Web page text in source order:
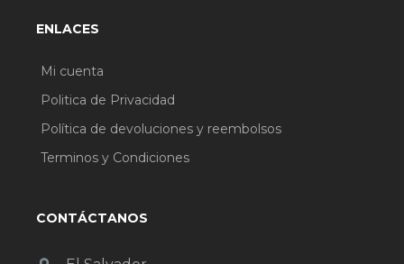
ENLACES
Mi cuenta
Politica de Privacidad
Política de devoluciones y reembolsos
Terminos y Condiciones
CONTÁCTANOS